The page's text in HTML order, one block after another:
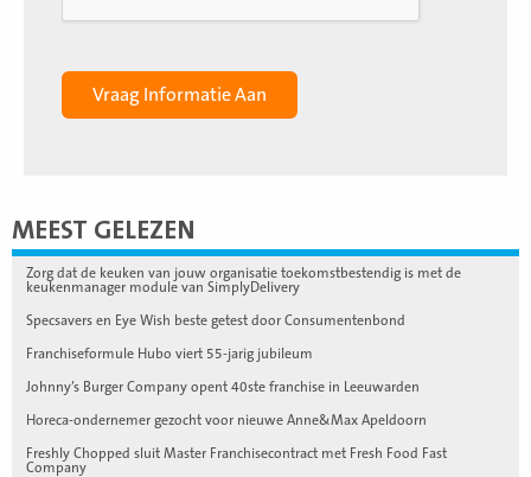
MEEST GELEZEN
Zorg dat de keuken van jouw organisatie toekomstbestendig is met de
keukenmanager module van SimplyDelivery
Specsavers en Eye Wish beste getest door Consumentenbond
Franchiseformule Hubo viert 55-jarig jubileum
Johnny’s Burger Company opent 40ste franchise in Leeuwarden
Horeca-ondernemer gezocht voor nieuwe Anne&Max Apeldoorn
Freshly Chopped sluit Master Franchisecontract met Fresh Food Fast
Company